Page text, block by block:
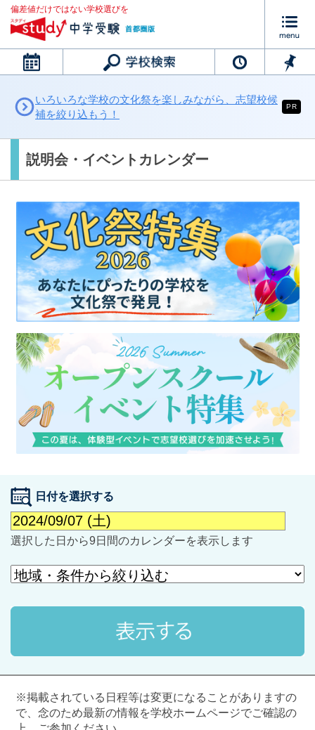
偏差値だけではない学校選びを
カレンダー
最近見た学校
学校閲覧履歴はありません
ブックマークした学校
ブックマークした学校はありません
いろいろな学校の文化祭を楽しみながら、志望校候
補を絞り込もう！
PR
説明会・イベントカレンダー
日付を選択する
選択した日から9日間のカレンダーを表示します
※掲載されている日程等は変更になることがありますの
で、念のため最新の情報を学校ホームページでご確認の